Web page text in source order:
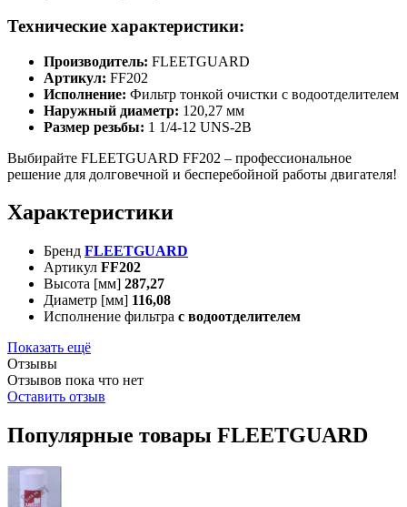
Технические характеристики:
Производитель: FLEETGUARD
Артикул: FF202
Исполнение: Фильтр тонкой очистки с водоотделителем
Наружный диаметр: 120,27 мм
Размер резьбы: 1 1/4-12 UNS-2B
Выбирайте FLEETGUARD FF202 – профессиональное
решение для долговечной и бесперебойной работы двигателя!
Характеристики
Бренд FLEETGUARD
Артикул FF202
Высота [мм] 287,27
Диаметр [мм] 116,08
Исполнение фильтра с водоотделителем
Показать ещё
Отзывы
Отзывов пока что нет
Оставить отзыв
Популярные товары FLEETGUARD